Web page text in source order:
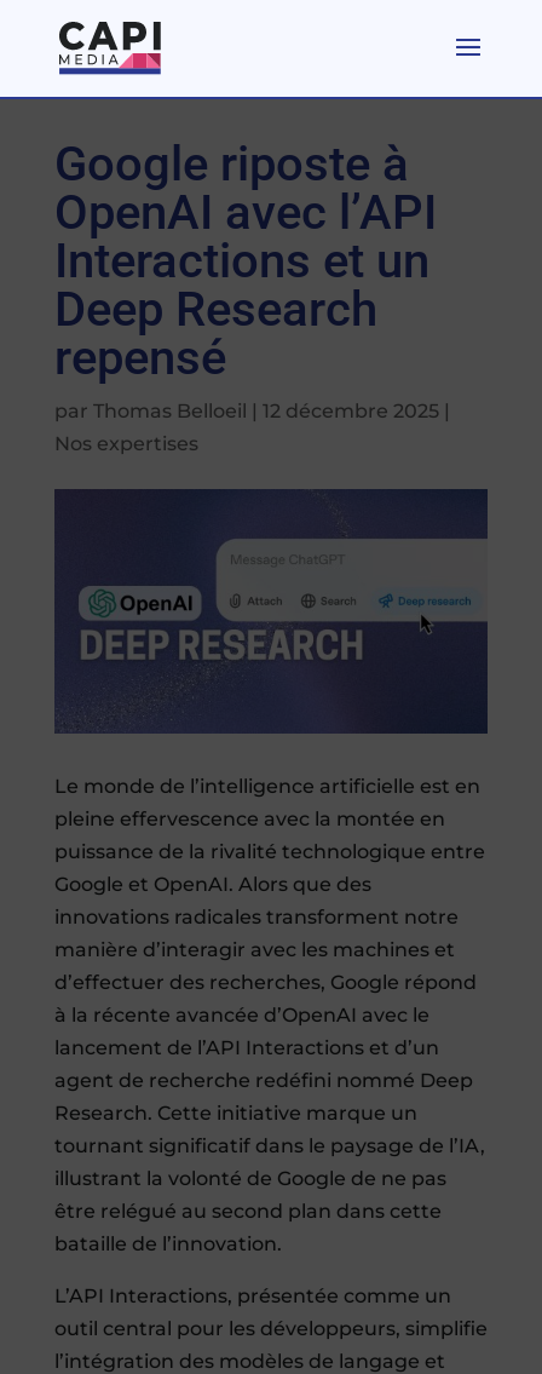
Google riposte à
OpenAI avec l’API
Interactions et un
Deep Research
repensé
par Thomas Belloeil | 12 décembre 2025|
Nos expertises
Le monde de l’intelligence artificielle est en
pleine effervescence avec la montée en
puissance de la rivalité technologique entre
Google et OpenAI. Alors que des
innovations radicales transforment notre
manière d’interagir avec les machines et
d’effectuer des recherches, Google répond
à la récente avancée d’OpenAI avec le
lancement de l’API Interactions et d’un
agent de recherche redéfini nommé Deep
Research. Cette initiative marque un
tournant significatif dans le paysage de l’IA,
illustrant la volonté de Google de ne pas
être relégué au second plan dans cette
bataille de l’innovation.
L’API Interactions, présentée comme un
outil central pour les développeurs, simplifie
l’intégration des modèles de langage et